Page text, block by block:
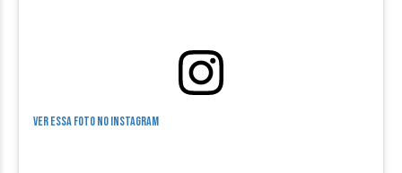
Ver essa foto no Instagram